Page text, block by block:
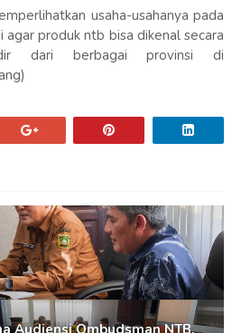
usaha-usahanya pada
produk ntb bisa dikenal secara
dari berbagai provinsi di